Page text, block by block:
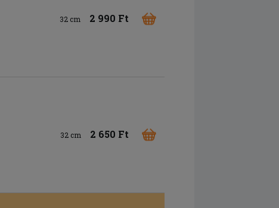
32 cm 2 990 Ft
32 cm 2 650 Ft